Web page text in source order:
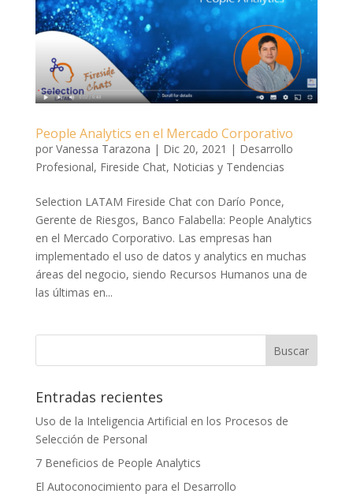
People Analytics en el Mercado Corporativo
por Vanessa Tarazona | Dic 20, 2021 | Desarrollo
Profesional, Fireside Chat, Noticias y Tendencias
Selection LATAM Fireside Chat con Darío Ponce,
Gerente de Riesgos, Banco Falabella: People Analytics
en el Mercado Corporativo. Las empresas han
implementado el uso de datos y analytics en muchas
áreas del negocio, siendo Recursos Humanos una de
las últimas en...
Entradas recientes
Uso de la Inteligencia Artificial en los Procesos de
Selección de Personal
7 Beneficios de People Analytics
El Autoconocimiento para el Desarrollo